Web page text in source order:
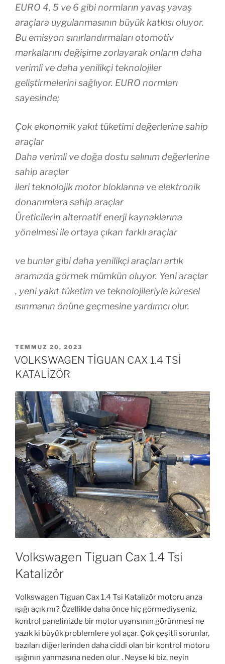
EURO 4, 5 ve 6 gibi normların yavaş yavaş
araçlara uygulanmasının büyük katkısı oluyor.
Bu emisyon sınırlandırmaları otomotiv
markalarını değişime zorlayarak onların daha
verimli ve daha yenilikçi teknolojiler
geliştirmelerini sağlıyor. EURO normları
sayesinde;
Çok ekonomik yakıt tüketimi değerlerine sahip
araçlar
Daha verimli ve doğa dostu salınım değerlerine
sahip araçlar
ileri teknolojik motor bloklarına ve elektronik
donanımlara sahip araçlar
Üreticilerin alternatif enerji kaynaklarına
yönelmesi ile ortaya çıkan farklı araçlar
ve bunlar gibi daha yenilikçi araçları artık
aramızda görmek mümkün oluyor. Yeni araçlar
, yeni yakıt tüketim ve teknolojileriyle küresel
ısınmanın önüne geçmesine yardımcı olur.
YAYIM
TARIHI
TEMMUZ 20, 2023
VOLKSWAGEN TİGUAN CAX 1.4 TSİ
KATALİZÖR
Volkswagen Tiguan Cax 1.4 Tsi
Katalizör
Volkswagen Tiguan Cax 1.4 Tsi Katalizör motoru arıza
ışığı açık mı? Özellikle daha önce hiç görmediyseniz,
kontrol panelinizde bir motor uyarısının görünmesi ne
yazık ki büyük problemlere yol açar. Çok çeşitli sorunlar,
bazıları diğerlerinden daha ciddi olan bir kontrol motoru
ışığının yanmasına neden olur . Neyse ki biz, neyin